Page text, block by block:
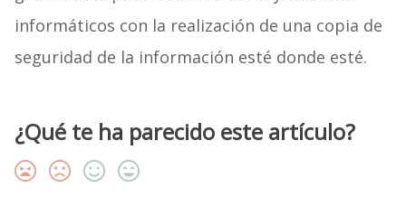
informáticos con la realización de una copia de
seguridad de la información esté donde esté.
¿Qué te ha parecido este artículo?